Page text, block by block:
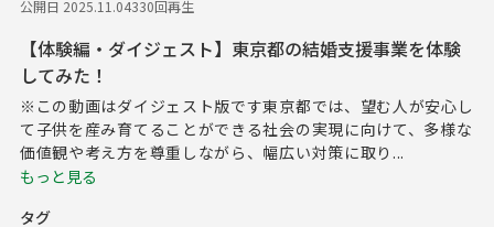
公開日 2025.11.04330回再生
【体験編・ダイジェスト】東京都の結婚支援事業を体験
してみた！
※この動画はダイジェスト版です東京都では、望む人が安心し
て子供を産み育てることができる社会の実現に向けて、多様な
価値観や考え方を尊重しながら、幅広い対策に取り...
もっと見る
タグ